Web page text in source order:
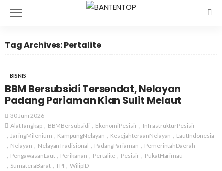
Tag Archives: Pertalite
BISNIS
BBM Bersubsidi Tersendat, Nelayan
Padang Pariaman Kian Sulit Melaut
30 Juni 2026
AlatTangkap
BBMBersubsidi EkonomiPesisir
InfrastrukturPesisir
JaringMilenium
KampungNelayan KesejahteraanNelayan
LautIndonesia
Nelayan
NelayanTradisional PadangPariaman
PemerintahDaerah
PengawasanLaut
Perikanan Pertalite Pesisir
PukatHarimau
SumateraBarat
TPI
WilipID